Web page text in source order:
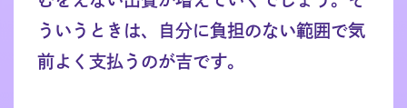
ういうときは、自分に負担のない範囲で気
前よく支払うのが吉です。